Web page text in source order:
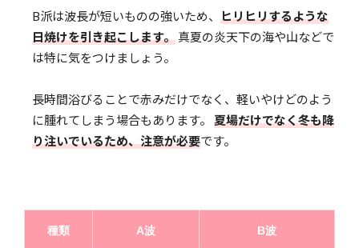
B派は波長が短いものの強いため、 ヒリヒリするような
日焼けを引き起こします。真夏の炎天下の海や山などで
は特に気をつけましょう。
長時間浴びることで赤みだけでなく、軽いやけどのよう
に腫れてしまう場合もあります。 夏場だけでなく冬も降
り注いでいるため、注意が必要です。
種類 A波 B波